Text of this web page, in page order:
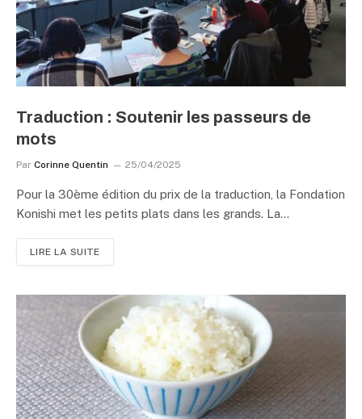
Traduction : Soutenir les passeurs de
mots
Par Corinne Quentin 25/04/2025
Pour la 30ème édition du prix de la traduction, la Fondation
Konishi met les petits plats dans les grands. La…
LIRE LA SUITE